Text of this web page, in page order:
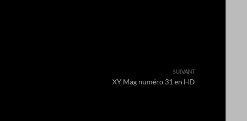
SUIVANT
XY Mag numéro 31 en HD